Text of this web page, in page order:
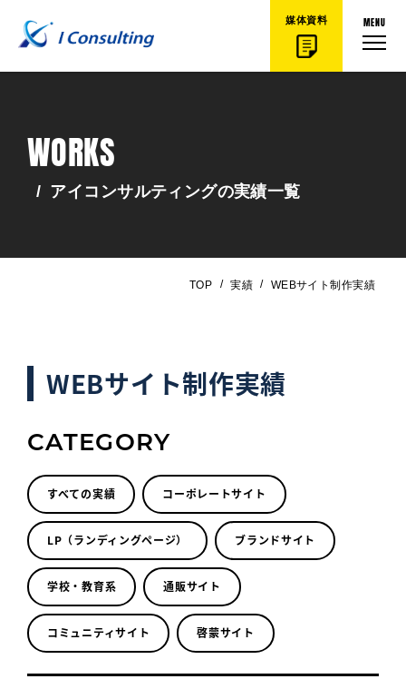
媒体資料 MENU
WORKS
/ アイコンサルティングの実績一覧
TOP / 実績 / WEBサイト制作実績
WEBサイト制作実績
CATEGORY
すべての実績 コーポレートサイト
LP（ランディングページ） ブランドサイト
学校・教育系 通販サイト
コミュニティサイト 啓蒙サイト